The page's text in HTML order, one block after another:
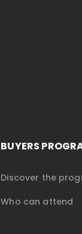
BUYERS
Discover the
Who can attend